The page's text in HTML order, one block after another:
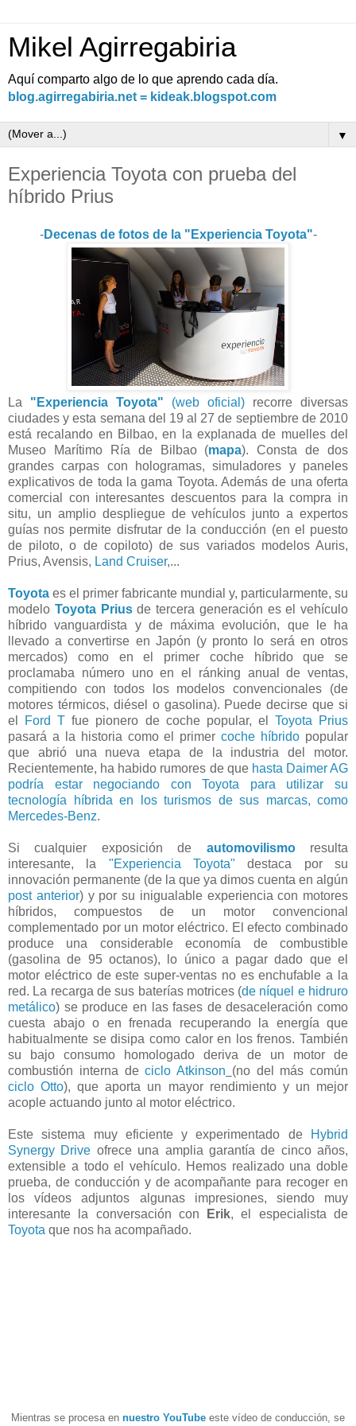
Mikel Agirregabiria
Aquí comparto algo de lo que aprendo cada día.
blog.agirregabiria.net = kideak.blogspot.com
▼
Experiencia Toyota con prueba del
híbrido Prius
-Decenas de fotos de la "Experiencia Toyota"-
La "Experiencia Toyota" (web oficial) recorre diversas
ciudades y esta semana del 19 al 27 de septiembre de 2010
está recalando en Bilbao, en la explanada de muelles del
Museo Marítimo Ría de Bilbao (mapa). Consta de dos
grandes carpas con hologramas, simuladores y paneles
explicativos de toda la gama Toyota. Además de una oferta
comercial con interesantes descuentos para la compra in
situ, un amplio despliegue de vehículos junto a expertos
guías nos permite disfrutar de la conducción (en el puesto
de piloto, o de copiloto) de sus variados modelos Auris,
Prius, Avensis, Land Cruiser,...
Toyota es el primer fabricante mundial y, particularmente, su
modelo Toyota Priusde tercera generación es el vehículo
híbrido vanguardista y de máxima evolución, que le ha
llevado a convertirse en Japón (y pronto lo será en otros
mercados) como en el primer coche híbrido que se
proclamaba número uno en el ránking anual de ventas,
compitiendo con todos los modelos convencionales (de
motores térmicos, diésel o gasolina). Puede decirse que si
el
Ford T fue pionero de coche popular, el Toyota Prius
pasará a la historia como el primercoche híbrido popular
que abrió una nueva etapa de la industria del motor.
Recientemente, ha habido rumores de que hasta Daimer AG
podría estar negociando con Toyota para utilizar su
tecnología híbrida en los turismos de sus marcas, como
Mercedes-Benz.
Si cualquier exposición de automovilismo
resulta
interesante, la "Experiencia Toyota" destaca por su
innovación permanente (de la que ya dimos cuenta en algún
post anterior) y por su inigualable experiencia con motores
híbridos, compuestos de un motor convencional
complementado por un motor eléctrico. El efecto combinado
produce una considerable economía de combustible
(gasolina de 95 octanos), lo único a pagar dado que el
motor eléctrico de este super-ventas no es enchufable a la
red. La recarga de sus baterías motrices (de níquel e hidruro
metálico) se produce en las fases de desaceleración como
cuesta abajo o en frenada recuperando la energía que
habitualmente se disipa como calor en los frenos. También
su bajo consumo homologado deriva de un motor de
combustión interna deciclo Atkinson (no del más común
ciclo Otto), que aporta un mayor rendimiento y un mejor
acople actuando junto al motor eléctrico.
Este sistema muy eficiente y experimentado de
Hybrid
Synergy Drive ofrece una amplia garantía de cinco años,
extensible a todo el vehículo. Hemos realizado una doble
prueba, de conducción y de acompañante para recoger en
los vídeos adjuntos algunas impresiones, siendo muy
interesante la conversación con
Erik, el especialista de
Toyota que nos ha acompañado.
Mientras se procesa en nuestro YouTube este vídeo de conducción, se